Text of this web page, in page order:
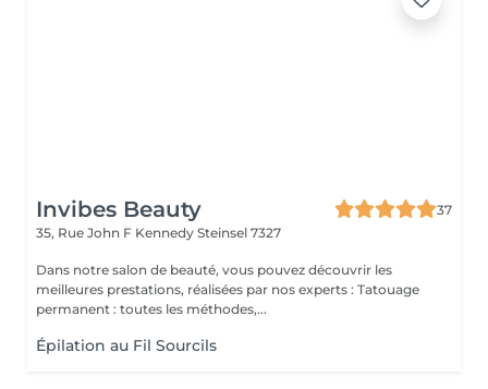
Invibes Beauty
37
35, Rue John F Kennedy Steinsel 7327
Dans notre salon de beauté, vous pouvez découvrir les
meilleures prestations, réalisées par nos experts : Tatouage
permanent : toutes les méthodes,...
Épilation au Fil Sourcils